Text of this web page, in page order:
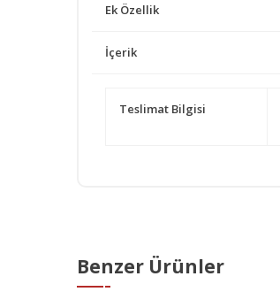
Ek Özellik
İçerik
Teslimat Bilgisi
Benzer Ürünler